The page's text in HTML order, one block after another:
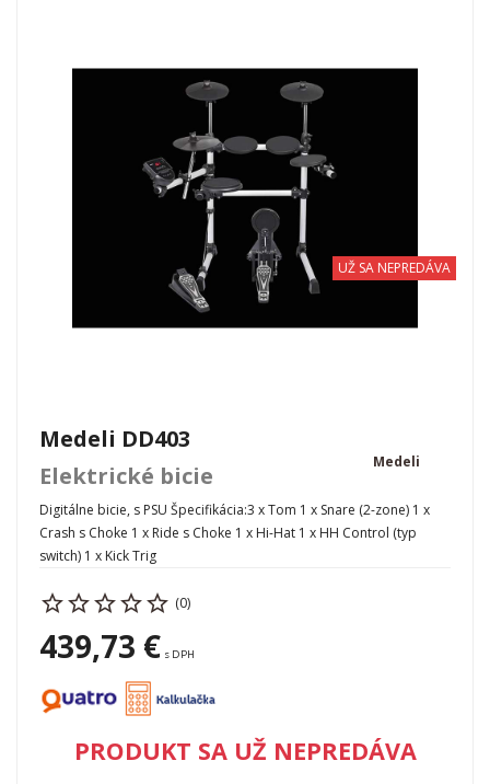
UŽ SA NEPREDÁVA
Medeli DD403
Elektrické bicie
Medeli
Digitálne bicie, s PSU Špecifikácia:3 x Tom 1 x Snare (2-zone) 1 x
Crash s Choke 1 x Ride s Choke 1 x Hi-Hat 1 x HH Control (typ
switch) 1 x Kick Trig
(0)
439,73 € s DPH
PRODUKT SA UŽ NEPREDÁVA